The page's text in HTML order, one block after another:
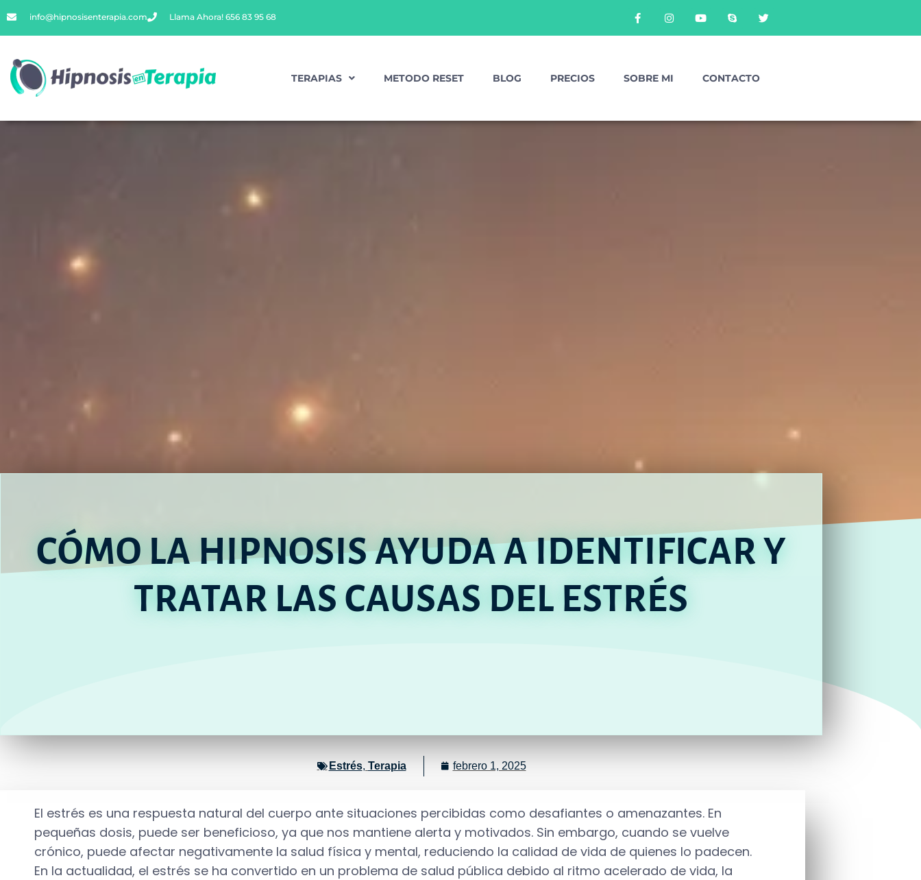
info@hipnosisenterapia.com Llama Ahora! 656 83 95 68
TERAPIAS METODO RESET BLOG PRECIOS SOBRE MI CONTACTO
CÓMO LA HIPNOSIS AYUDA A IDENTIFICAR Y
TRATAR LAS CAUSAS DEL ESTRÉS
Estrés, Terapia febrero 1, 2025
El estrés es una respuesta natural del cuerpo ante situaciones percibidas como desafiantes o amenazantes. En
pequeñas dosis, puede ser beneficioso, ya que nos mantiene alerta y motivados. Sin embargo, cuando se vuelve
crónico, puede afectar negativamente la salud física y mental, reduciendo la calidad de vida de quienes lo padecen.
En la actualidad, el estrés se ha convertido en un problema de salud pública debido al ritmo acelerado de vida, la